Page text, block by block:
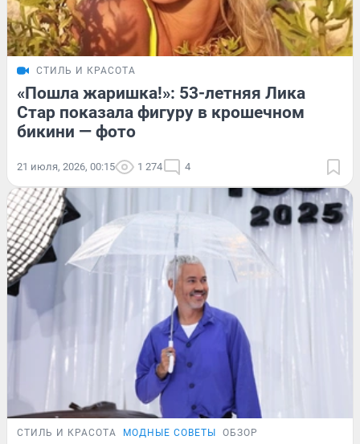
СТИЛЬ И КРАСОТА
«Пошла жаришка!»: 53-летняя Лика
Стар показала фигуру в крошечном
бикини — фото
21 июля, 2026, 00:15 1 274 4
СТИЛЬ И КРАСОТА МОДНЫЕ СОВЕТЫ ОБЗОР